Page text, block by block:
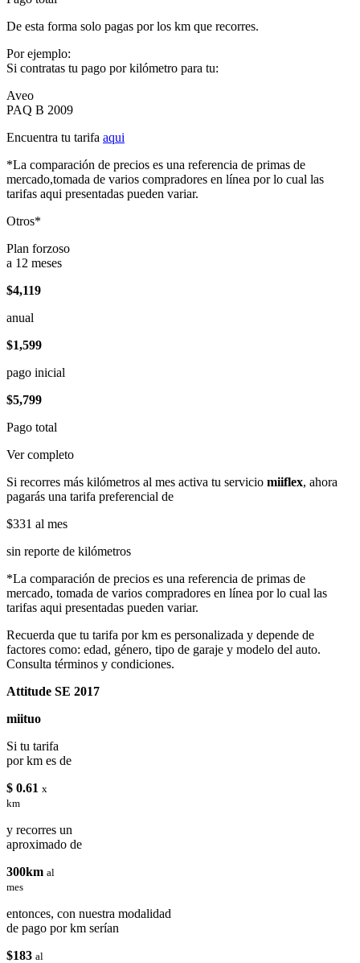
De esta forma solo pagas por los km que recorres.
Por ejemplo:
Si contratas tu pago por kilómetro para tu:
Aveo
PAQ B 2009
Encuentra tu tarifa aqui
*La comparación de precios es una referencia de primas de
mercado,tomada de varios compradores en línea por lo cual las
tarifas aqui presentadas pueden variar.
Otros*
Plan forzoso
a 12 meses
$4,119
anual
$1,599
pago inicial
$5,799
Pago total
Ver completo
Si recorres más kilómetros al mes activa tu servicio miiflex, ahora
pagarás una tarifa preferencial de
$331 al mes
sin reporte de kilómetros
*La comparación de precios es una referencia de primas de
mercado, tomada de varios compradores en línea por lo cual las
tarifas aqui presentadas pueden variar.
Recuerda que tu tarifa por km es personalizada y depende de
factores como: edad, género, tipo de garaje y modelo del auto.
Consulta términos y condiciones.
Attitude SE 2017
miituo
Si tu tarifa
por km es de
$ 0.61 x
km
y recorres un
aproximado de
300km al
mes
entonces, con nuestra modalidad
de pago por km serían
$183 al